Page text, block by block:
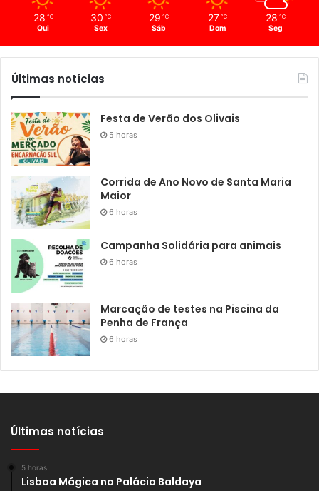
28 ℃
Qui
30 ℃
Sex
29 ℃
Sáb
27 ℃
Dom
28 ℃
Seg
Últimas notícias
Festa de Verão dos Olivais
5 horas
Corrida de Ano Novo de Santa Maria
Maior
6 horas
Campanha Solidária para animais
6 horas
Marcação de testes na Piscina da
Penha de França
6 horas
Últimas notícias
5 horas
Lisboa Mágica no Palácio Baldaya